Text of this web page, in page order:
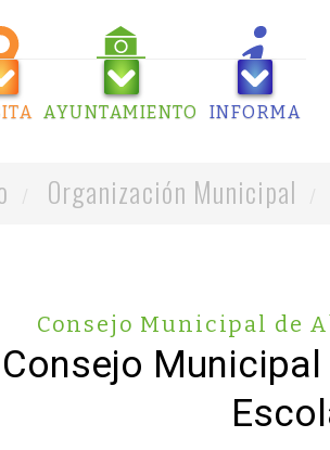
AYUNTAMIENTO INFORMA
Organización Municipal
Consejo Municipal de
Consejo